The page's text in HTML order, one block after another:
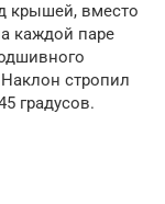
крышей, вместо
каждой паре
стропил
градусов.